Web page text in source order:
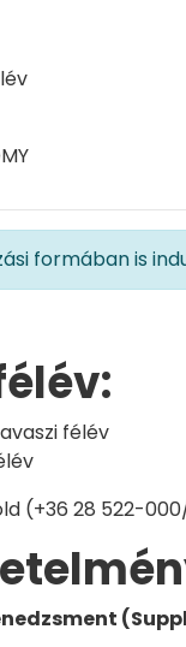
formában is
félév
(+36 28 522-